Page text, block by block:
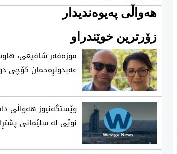
هەواڵی پەیوەندیدار
زۆرترین خوێندراو
موزه‌فه‌ر شافیعی،
عه‌بدولڕه‌حمان كۆچی‌
وێستگەنیوز هەواڵی
نوێی لە سلێمانی